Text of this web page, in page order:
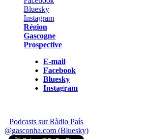
Région
Gascogne
Prospective
E-mail
Facebook
Bluesky
Instagram
Podcasts sur Ràdio País
@gasconha.com (Bluesky)